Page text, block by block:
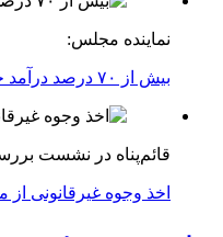
نماینده مجلس:
بیش از ۷۰ درصد درآمد خانوار صرف اجاره خانه می‌شود
قائم‌پناه در نشست
اخذ وجوه غیرقانونی